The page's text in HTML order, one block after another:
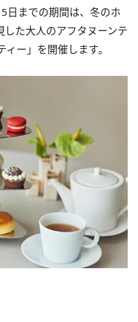
日までの期間は、冬のホ
した大人のアフタヌーンテ
ー」を開催します。